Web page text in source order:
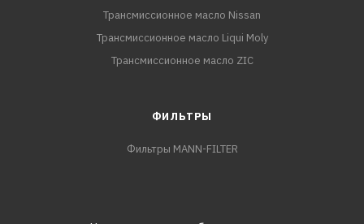
Трансмиссионное масло Nissan
Трансмиссионное масло Liqui Moly
Трансмиссионное масло ZIC
ФИЛЬТРЫ
Фильтры MANN-FILTER